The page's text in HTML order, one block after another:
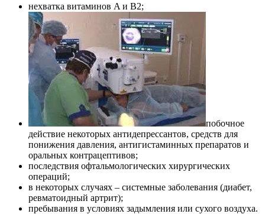
нехватка витаминов A и B2;
побочное
действие некоторых антидепрессантов, средств для
понижения давления, антигистаминных препаратов и
оральных контрацептивов;
последствия офтальмологических хирургических
операций;
в некоторых случаях – системные заболевания (диабет,
ревматоидный артрит);
пребывания в условиях задымления или сухого воздуха.